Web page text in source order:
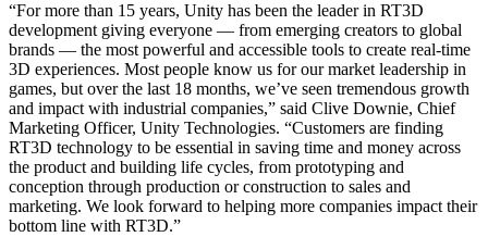
“For more than 15 years, Unity has been the leader in RT3D
development giving everyone — from emerging creators to global
brands — the most powerful and accessible tools to create real-time
3D experiences. Most people know us for our market leadership in
games, but over the last 18 months, we’ve seen tremendous growth
and impact with industrial companies,” said Clive Downie, Chief
Marketing Officer, Unity Technologies. “Customers are finding
RT3D technology to be essential in saving time and money across
the product and building life cycles, from prototyping and
conception through production or construction to sales and
marketing. We look forward to helping more companies impact their
bottom line with RT3D.”